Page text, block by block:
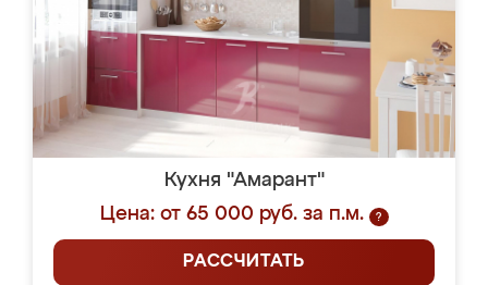
Кухня "Амарант"
Цена: от 65 000 руб. за п.м.
?
РАССЧИТАТЬ